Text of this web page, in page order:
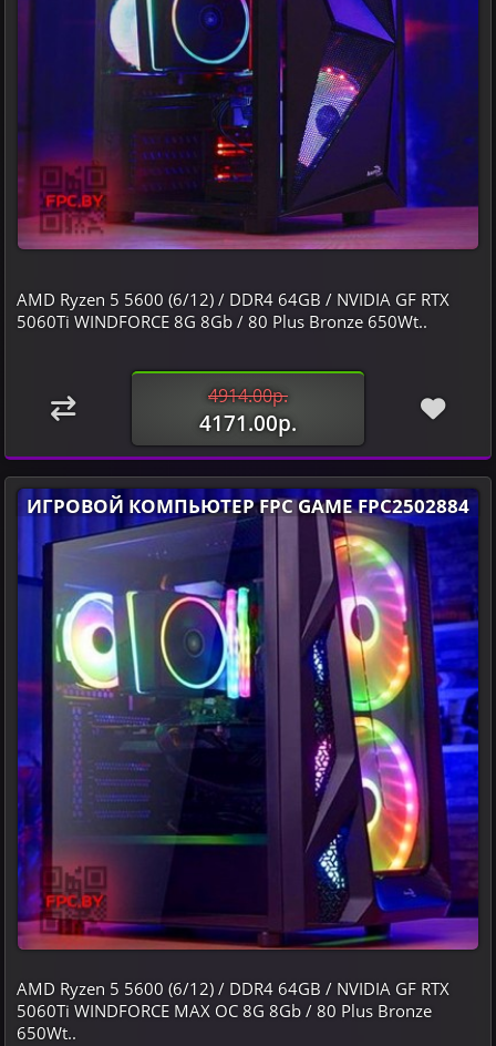
AMD Ryzen 5 5600 (6/12) / DDR4 64GB / NVIDIA GF RTX
5060Ti WINDFORCE 8G 8Gb / 80 Plus Bronze 650Wt..
4914.00р.
4171.00р.
ИГРОВОЙ КОМПЬЮТЕР FPC GAME FPC2502884
AMD Ryzen 5 5600 (6/12) / DDR4 64GB / NVIDIA GF RTX
5060Ti WINDFORCE MAX OC 8G 8Gb / 80 Plus Bronze
650Wt..